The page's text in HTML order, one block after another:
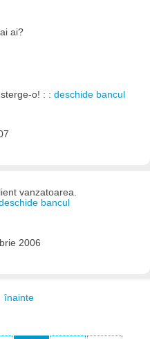
ai?
sterge-o! : :deschide bancul
vanzatoarea.
bancul
2006
înainte